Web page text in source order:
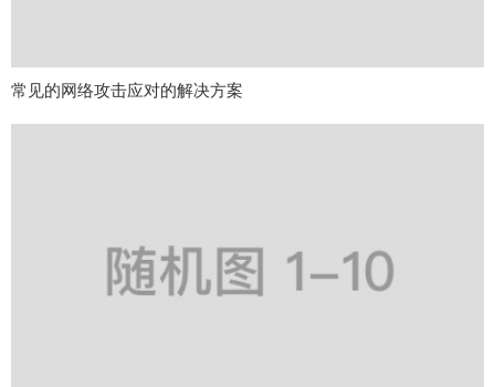
常见的网络攻击应对的解决方案